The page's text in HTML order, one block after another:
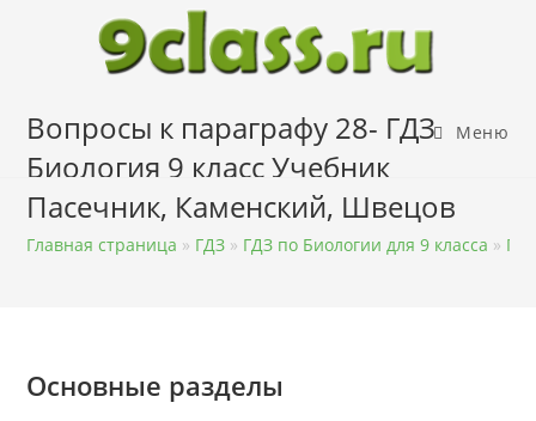
содержимому
Меню
Вопросы к параграфу 28- ГДЗ
Биология 9 класс Учебник
Пасечник, Каменский, Швецов
Главная страница » ГДЗ » ГДЗ по Биологии для 9 класса »
Основные разделы